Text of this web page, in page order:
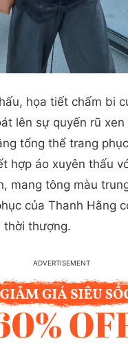
họa tiết chấm bi
lên sự quyến rũ
tổng thể trang
hợp áo xuyên thấu
mang tông màu
của Thanh Hằng
thời thượng.